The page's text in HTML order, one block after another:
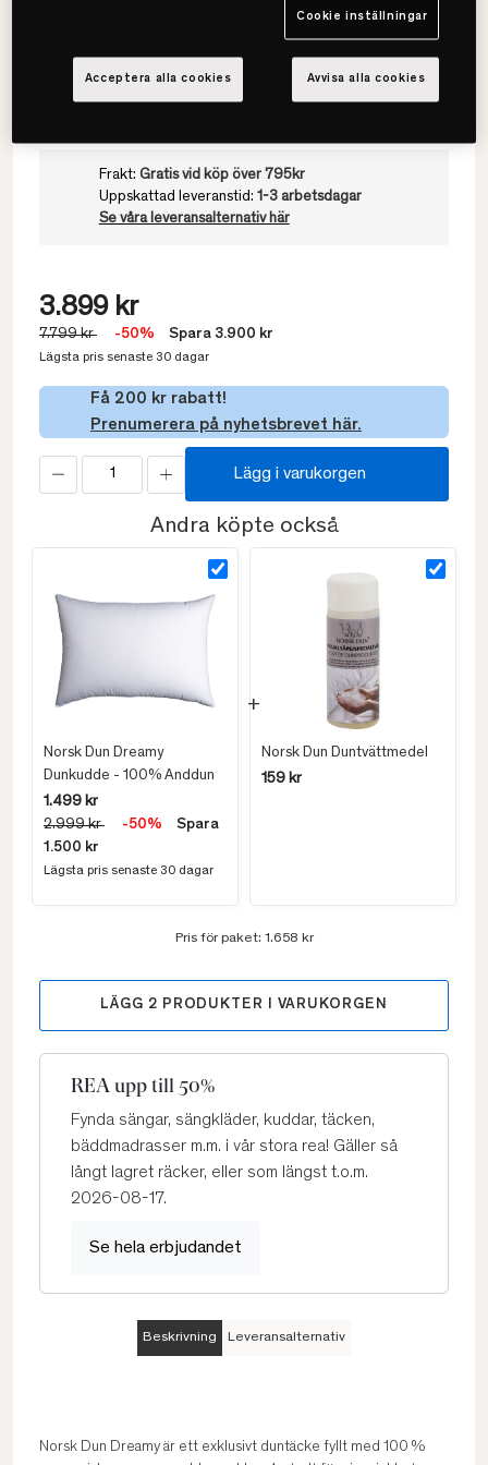
Medelvarmt
Frakt: Gratis vid köp över 795kr
Uppskattad leveranstid: 1-3 arbetsdagar
Se våra leveransalternativ här
3.899 kr
7.799 kr -50% Spara 3.900 kr
Lägsta pris senaste 30 dagar
Få 200 kr rabatt!
Prenumerera på nyhetsbrevet här.
Lägg i varukorgen
Andra köpte också
Norsk Dun Dreamy
Dunkudde - 100% Anddun
1.499 kr
2.999 kr
-50%
Spara
1.500 kr
Lägsta pris senaste 30 dagar
Norsk Dun Duntvättmedel
159 kr
Pris för paket: 1.658 kr
LÄGG 2 PRODUKTER I VARUKORGEN
REA upp till 50%
Fynda sängar, sängkläder, kuddar, täcken,
bäddmadrasser m.m. i vår stora rea! Gäller så
långt lagret räcker, eller som längst t.o.m.
2026-08-17.
Se hela erbjudandet
Beskrivning Leveransalternativ
Norsk Dun Dreamy är ett exklusivt duntäcke fyllt med 100 %
Cookie inställningar
Avvisa alla cookies
Acceptera alla cookies